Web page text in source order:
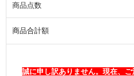
商品点数
商品合計額
誠に申し訳ありません。現在、